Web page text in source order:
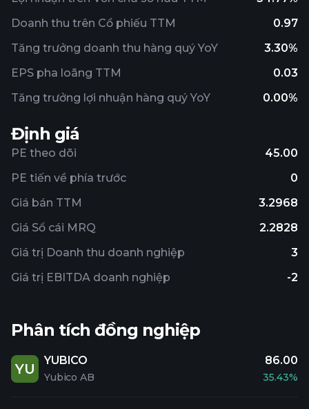
Doanh thu trên Cổ phiếu TTM
0.97
Tăng trưởng doanh thu hàng quý YoY
3.30%
EPS pha loãng TTM
0.03
Tăng trưởng lợi nhuận hàng quý YoY
0.00%
Định giá
PE theo dõi
45.00
PE tiến về phía trước
0
Giá bán TTM
3.2968
Giá Sổ cái MRQ
2.2828
Giá trị Doanh thu doanh nghiệp
3
Giá trị EBITDA doanh nghiệp
-2
Phân tích đồng nghiệp
YU
YUBICO
Yubico AB
86.00
35.43%